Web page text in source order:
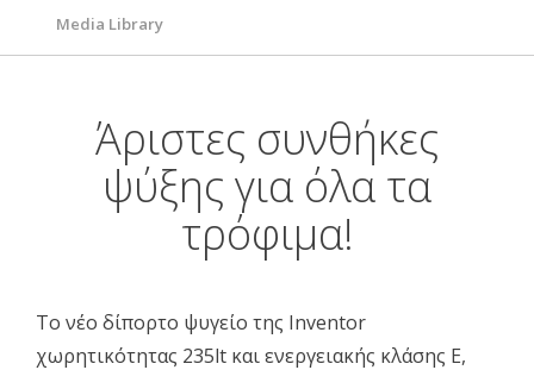
Media Library
Άριστες συνθήκες
ψύξης για όλα τα
τρόφιμα!
Το νέο δίπορτο ψυγείο της Inventor
χωρητικότητας 235lt και ενεργειακής κλάσης Ε,